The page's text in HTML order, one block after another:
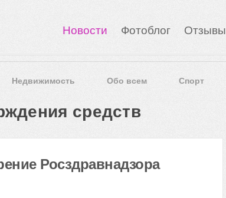
Новости Фотоблог Отзывы
Недвижимость Обо всем Спорт
средств
Росздравнадзора